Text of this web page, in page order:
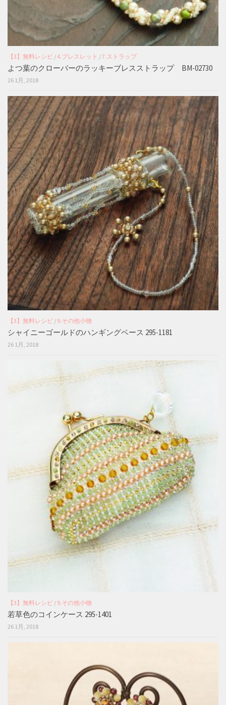
【3】無料レシピ /4.ブレスレット /7.ストラップ
よつ葉のクローバーのラッキーブレスストラップ BM-02730
26 1月, 2018
【3】無料レシピ / 9.その他小物
シャイニーゴールドのハンギングベース 295-1181
26 1月, 2018
【3】無料レシピ / 9.その他小物
若草色のコインケース 295-1401
26 1月, 2018